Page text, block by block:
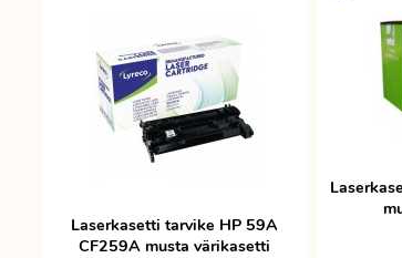
Laserkasetti tarvike HP 59A
CF259A musta värikasetti